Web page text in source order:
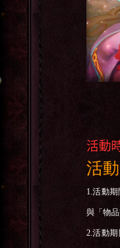
活動
活
1.活動期
與「物
2.活動